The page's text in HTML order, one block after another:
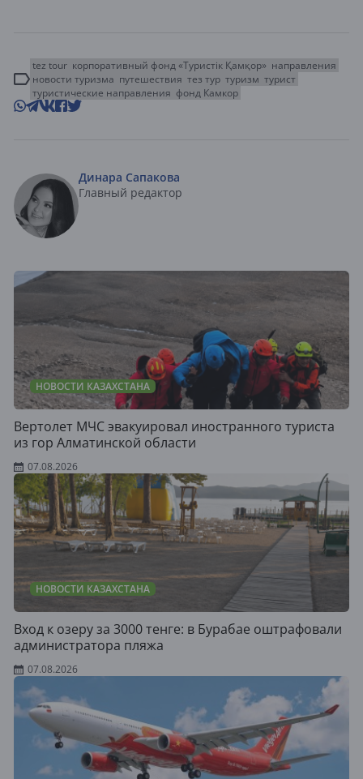
tez tour корпоративный фонд «Туристік Қамқор» направления
новости туризма путешествия тез тур туризм турист
туристические направления фонд Камкор
Динара Сапакова
Главный редактор
НОВОСТИ КАЗАХСТАНА
Вертолет МЧС эвакуировал иностранного туриста
из гор Алматинской области
07.08.2026
НОВОСТИ КАЗАХСТАНА
Вход к озеру за 3000 тенге: в Бурабае оштрафовали
администратора пляжа
07.08.2026